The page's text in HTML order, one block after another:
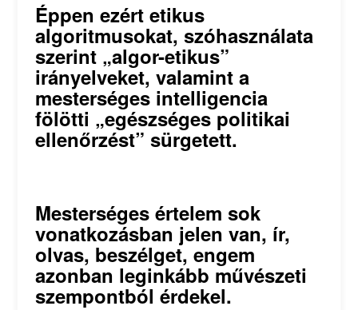
Éppen ezért etikus
algoritmusokat, szóhasználata
szerint „algor-etikus”
irányelveket, valamint a
mesterséges intelligencia
fölötti „egészséges politikai
ellenőrzést” sürgetett.
Mesterséges értelem sok
vonatkozásban jelen van, ír,
olvas, beszélget, engem
azonban leginkább művészeti
szempontból érdekel.